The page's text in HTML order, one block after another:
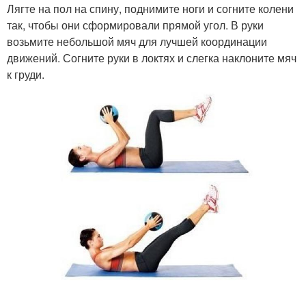
Лягте на пол на спину, поднимите ноги и согните колени
так, чтобы они сформировали прямой угол. В руки
возьмите небольшой мяч для лучшей координации
движений. Согните руки в локтях и слегка наклоните мяч
к груди.